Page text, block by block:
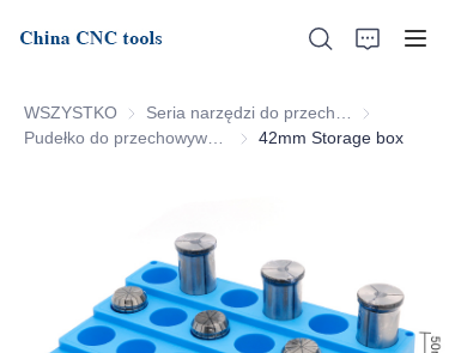
WSZYSTKO
Seria
Pudełko do przechowywania
42mm Storage box
Produkty